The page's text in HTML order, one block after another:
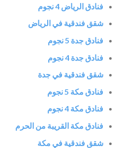
فنادق الرياض 4 نجوم
شقق فندقية في الرياض
فنادق جدة 5 نجوم
فنادق جدة 4 نجوم
شقق فندقية في جدة
فنادق مكة 5 نجوم
فنادق مكة 4 نجوم
فنادق مكة القريبة من الحرم
شقق فندقية في مكة